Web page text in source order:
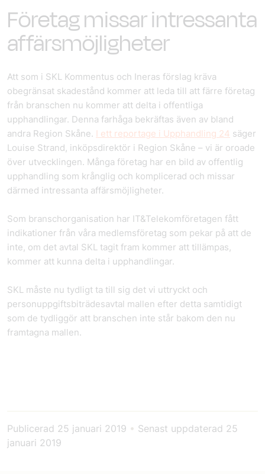
Företag missar intressanta
affärsmöjligheter
Att som i SKL Kommentus och Ineras förslag kräva
obegränsat skadestånd kommer att leda till att färre företag
från branschen nu kommer att delta i offentliga
upphandlingar. Denna farhåga bekräftas även av bland
andra Region Skåne. I ett reportage i Upphandling 24 säger
Louise Strand, inköpsdirektör i Region Skåne – vi är oroade
över utvecklingen. Många företag har en bild av offentlig
upphandling som krånglig och komplicerad och missar
därmed intressanta affärsmöjligheter.
Som branschorganisation har IT&Telekomföretagen fått
indikationer från våra medlemsföretag som pekar på att de
inte, om det avtal SKL tagit fram kommer att tillämpas,
kommer att kunna delta i upphandlingar.
SKL måste nu tydligt ta till sig det vi uttryckt och
personuppgiftsbiträdesavtal mallen efter detta samtidigt
som de tydliggör att branschen inte står bakom den nu
framtagna mallen.
Publicerad 25 januari 2019 • Senast uppdaterad 25
januari 2019